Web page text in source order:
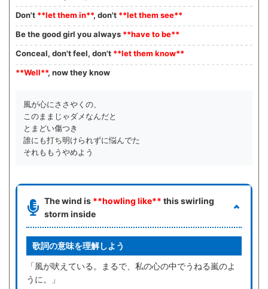
Don't **let them in**, don't **let them see**
Be the good girl you always **have to be**
Conceal, don't feel, don't **let them know**
**Well**, now they know
風が心にささやくの、
このままじゃダメなんだと
とまどい傷つき
誰にも打ち明けられずに悩んでた
それももうやめよう
The wind is **howling like** this swirling
storm inside
歌詞の意味を理解しよう
「風が吠えている。まるで、私の心の中でうねる嵐のよ
うに。」